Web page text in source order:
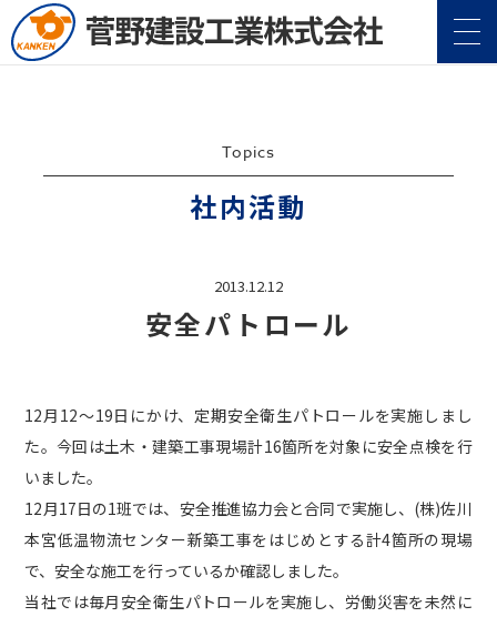
事業案内
CSR 地域・社会貢献
Topics 社内活動
お知らせ 広報誌
Topics
社内活動
2013.12.12
安全パトロール
12月12～19日にかけ、定期安全衛生パトロールを実施しまし
た。今回は土木・建築工事現場計16箇所を対象に安全点検を行
いました。
12月17日の1班では、安全推進協力会と合同で実施し、(株)佐川
本宮低温物流センター新築工事をはじめとする計4箇所の現場
で、安全な施工を行っているか確認しました。
当社では毎月安全衛生パトロールを実施し、労働災害を未然に